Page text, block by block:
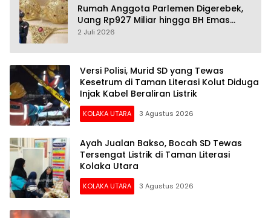
Rumah Anggota Parlemen Digerebek,
Uang Rp927 Miliar hingga BH Emas
Disita
2 Juli 2026
Versi Polisi, Murid SD yang Tewas
Kesetrum di Taman Literasi Kolut Diduga
Injak Kabel Beraliran Listrik
KOLAKA UTARA 3 Agustus 2026
Ayah Jualan Bakso, Bocah SD Tewas
Tersengat Listrik di Taman Literasi
Kolaka Utara
KOLAKA UTARA 3 Agustus 2026